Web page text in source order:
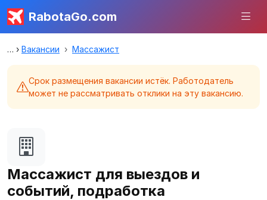
RabotaGo.com
Вакансии Массажист
Срок размещения вакансии истёк. Работодатель
может не рассматривать отклики на эту вакансию.
Массажист для выездов и
событий, подработка